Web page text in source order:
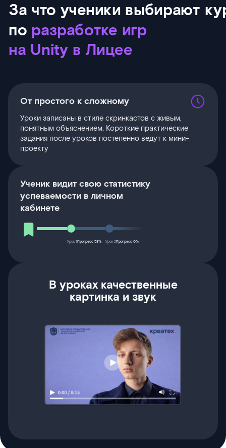
За что ученики выбирают
по разработке игр
на Unity в Лицее
От простого к сложному
Уроки записаны в стиле скринкастов с живым,
понятным объяснением. Короткие практические
задания после уроков постепенно ведут к мини-
проекту
Ученик видит свою статистику
успеваемости в личном
кабинете
Урок 1Прогресс 58% Урок 2Прогресс 0%
В уроках качественные
картинка и звук